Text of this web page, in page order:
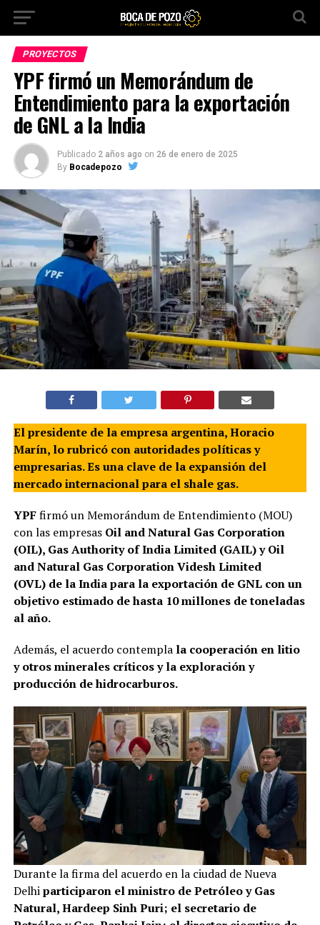
PROYECTOS
YPF firmó un Memorándum de
Entendimiento para la exportación
de GNL a la India
Publicado 2 años ago on 26 de enero de 2025
By Bocadepozo
El presidente de la empresa argentina, Horacio
Marín, lo rubricó con autoridades políticas y
empresarias. Es una clave de la expansión del
mercado internacional para el shale gas.
YPFfirmó un Memorándum de Entendimiento (MOU)
con las empresas Oil and Natural Gas Corporation
(OIL), Gas Authority of India Limited (GAIL) y Oil
and Natural Gas Corporation Videsh Limited
(OVL) de la India para la exportación de GNL con un
objetivo estimado de hasta 10 millones de toneladas
al año.
Además, el acuerdo contempla la cooperación en litio
y otros minerales críticos y la exploración y
producción de hidrocarburos.
Durante la firma del acuerdo en la ciudad de Nueva
Delhiparticiparon el ministro de Petróleo y Gas
Natural, Hardeep Sinh Puri; el secretario de